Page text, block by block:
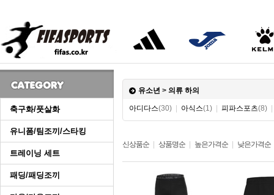
축구화/풋살화
유니폼/팀조끼/스타킹
트레이닝 세트
패딩/패딩조끼
유소년 > 의류 하의
아디다스(30) 아식스(1) 피파스포츠(8)
신상품순 상품명순 높은가격순 낮은가격순